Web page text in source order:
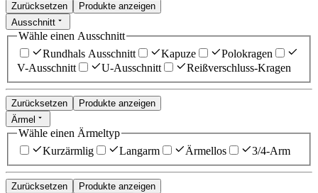
Zurücksetzen
Produkte anzeigen
Ausschnitt
Wähle einen Ausschnitt
Rundhals Ausschnitt
Kapuze
Polokragen
V-Ausschnitt
U-Ausschnitt Reißverschluss-Kragen
Zurücksetzen
Produkte anzeigen
Ärmel
Wähle einen Ärmeltyp
Kurzärmlig
Langarm Ärmellos 3/4-Arm
Zurücksetzen Produkte anzeigen